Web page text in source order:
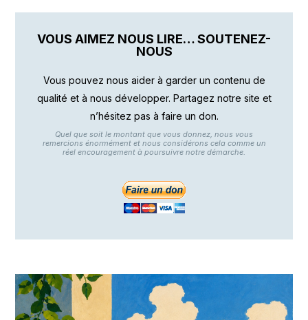
VOUS AIMEZ NOUS LIRE… SOUTENEZ-
NOUS
Vous pouvez nous aider à garder un contenu de
qualité et à nous développer. Partagez notre site et
n’hésitez pas à faire un don.
Quel que soit le montant que vous donnez, nous vous
remercions énormément et nous considérons cela comme un
réel encouragement à poursuivre notre démarche.